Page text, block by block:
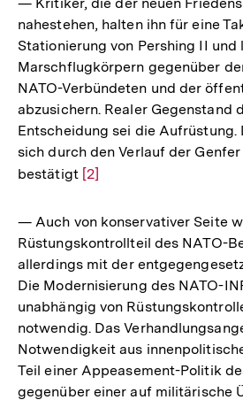
nahestehen, halten ihn für eine
Stationierung von Pershing II
Marschflugkörpern gegenüber
NATO-Verbündeten und der
abzusichern. Realer Gegenstand
Entscheidung sei die
sich durch den Verlauf der
bestätigt Zur
der
Fußnote
[2]
— Auch von konservativer Seite
Rüstungskontrollteil des NATO-
allerdings mit der
Die Modernisierung des NATO-
unabhängig von
notwendig. Das
Notwendigkeit aus
Teil einer Appeasement-Politik
gegenüber einer auf militärische